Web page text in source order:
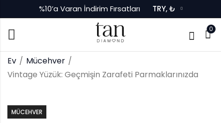
%10’a Varan İndirim Fırsatları TRY, ₺
0
Ev
Mücehver
Vintage Yüzük: Geçmişin Zarafeti Parmaklarınızda
MÜCEHVER